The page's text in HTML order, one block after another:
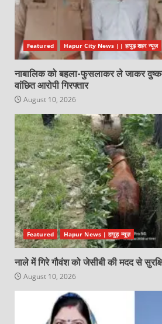
Featured Hapur City News || हापुड़ शहर न्यूज़
नाबालिक को बहला-फुसलाकर ले जाकर
वांछित आरोपी गिरफ्तार
August 10, 2026
Featured Hapur News | हापुड़ न्यूज़
नाले में गिरे गौवंश को जेसीबी की मदद से
August 10, 2026